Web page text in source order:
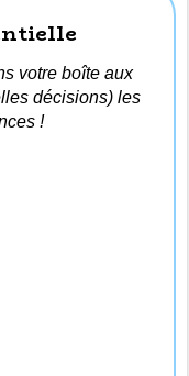
votre boîte aux
décisions) les
!